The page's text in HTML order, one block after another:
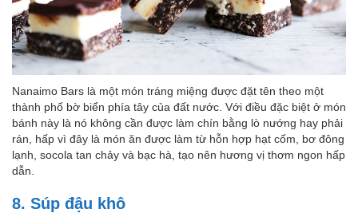
Nanaimo Bars là một món tráng miệng được đặt tên theo một
thành phố bờ biển phía tây của đất nước. Với điều đặc biệt ở món
bánh này là nó không cần được làm chín bằng lò nướng hay phải
rán, hấp vì đây là món ăn được làm từ hỗn hợp hạt cốm, bơ đông
lạnh, socola tan chảy và bạc hà, tạo nên hương vị thơm ngon hấp
dẫn.
8. Súp đậu khô